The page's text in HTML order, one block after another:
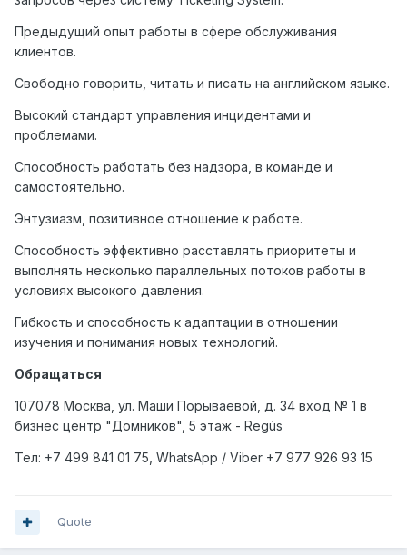
Предыдущий опыт работы в сфере обслуживания
клиентов.
Свободно говорить, читать и писать на английском языке.
Высокий стандарт управления инцидентами и
проблемами.
Способность работать без надзора, в команде и
самостоятельно.
Энтузиазм, позитивное отношение к работе.
Способность эффективно расставлять приоритеты и
выполнять несколько параллельных потоков работы в
условиях высокого давления.
Гибкость и способность к адаптации в отношении
изучения и понимания новых технологий.
Обращаться
107078 Москва, ул. Маши Порываевой, д. 34 вход № 1 в
бизнес центр "Домников", 5 этаж - Regús
Тел: +7 499 841 01 75, WhatsApp / Viber +7 977 926 93 15
Quote